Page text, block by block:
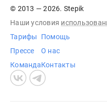
© 2013 — 2026. Stepik
Наши условия
Тарифы
Прессе
Команда
Помощь
О нас
Контакты